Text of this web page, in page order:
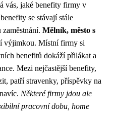
vás, jaké benefity firmy v
se stávají stále
Mělník, město s
výjimkou. Místní firmy si
benefitů dokáží přilákat a
Mezi nejčastější benefity,
patří stravenky, příspěvky na
Některé firmy jdou ale
pracovní dobu, home